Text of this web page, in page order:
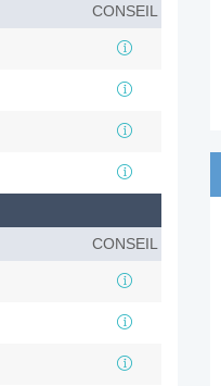
CONSEIL
CONSEIL